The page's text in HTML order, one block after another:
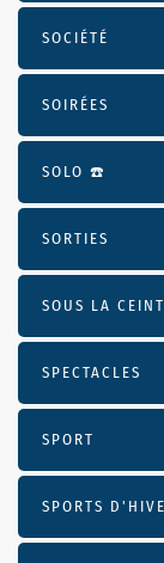
SOCIÉTÉ
SOIRÉES
SOLO ☎️
SORTIES
SOUS LA
SPECTACLES
SPORT
SPORTS